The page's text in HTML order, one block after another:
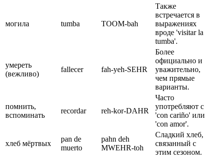
могила tumba TOOM-bah
Также
встречается в
выражениях
вроде 'visitar la
tumba'.
умереть
(вежливо)
fallecer fah-yeh-SEHR
Более
официально и
уважительно,
чем прямые
варианты.
помнить,
вспоминать
recordar reh-kor-DAHR
Часто
употребляют с
'con cariño' или
'con amor'.
хлеб мёртвых
pan de
muerto
pahn deh
MWEHR-toh
Сладкий хлеб,
связанный с
этим сезоном.